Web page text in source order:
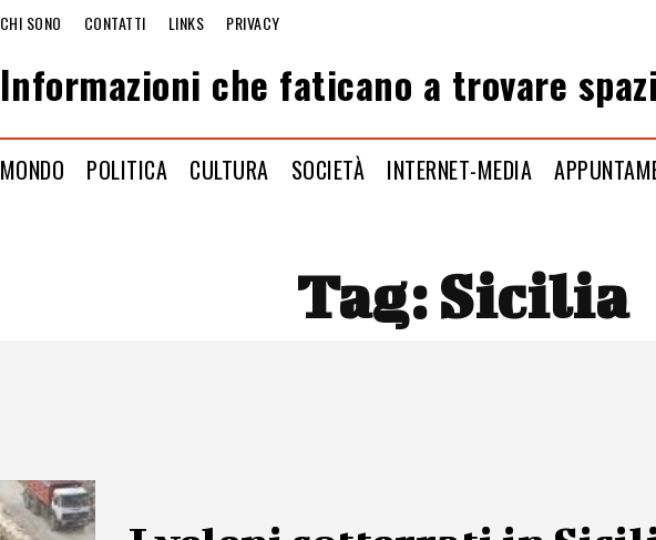
CHI SONO CONTATTI LINKS PRIVACY
Informazioni che faticano a trovare
MONDO POLITICA CULTURA SOCIETÀ INTERNET-MEDIA
Tag:Sicilia